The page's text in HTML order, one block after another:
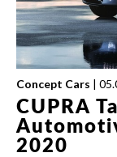
Concept Cars |
CUPRA
2020